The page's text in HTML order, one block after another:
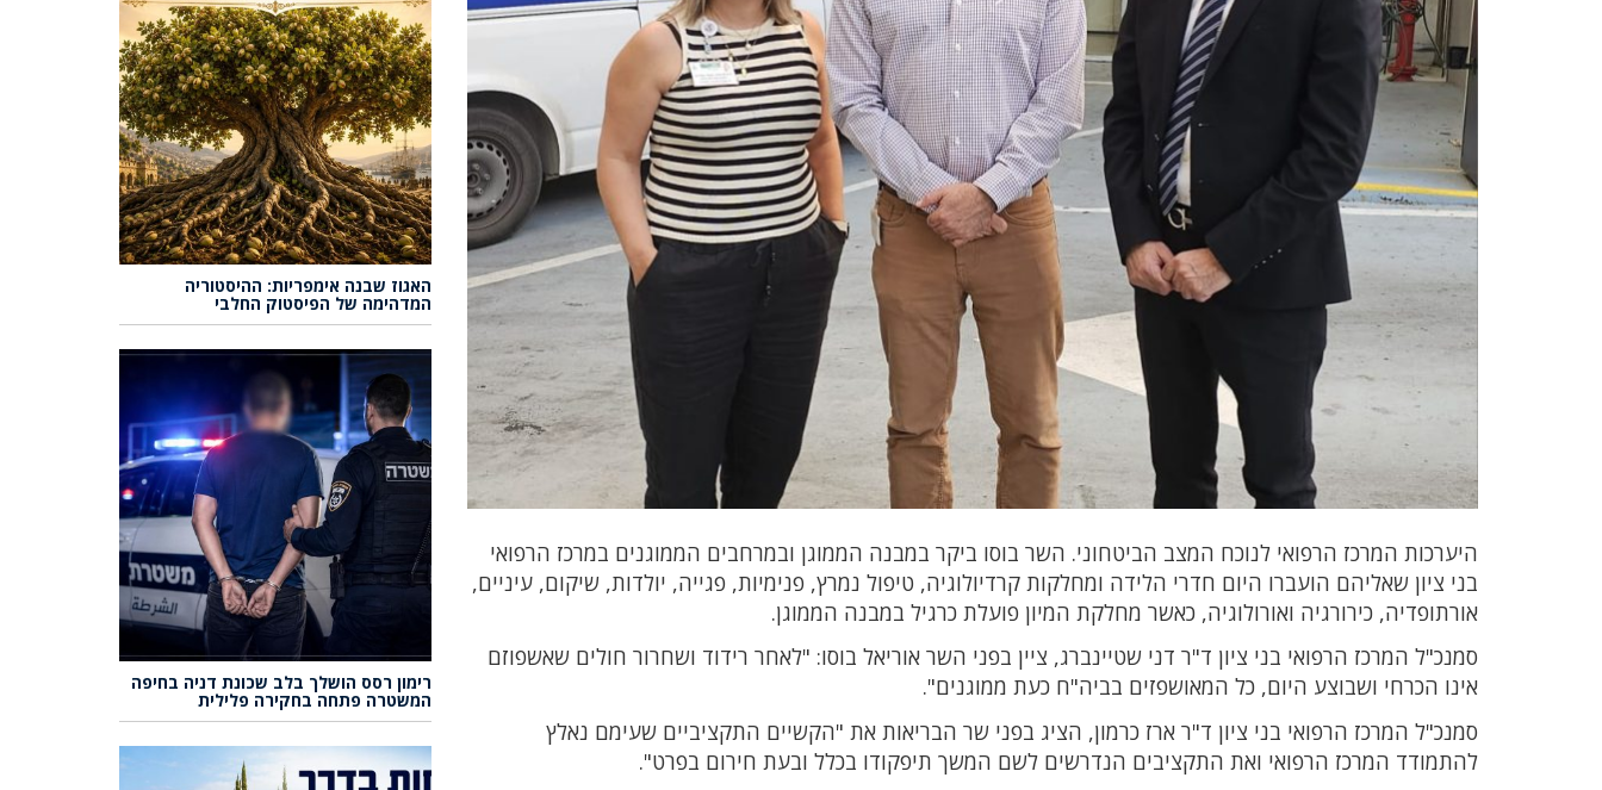
היערכות המרכז הרפואי לנוכח המצב הביטחוני. השר בוסו ביקר במבנה הממוגן ובמרחבים הממוגנים במרכז הרפואי
בני ציון שאליהם הועברו היום חדרי הלידה ומחלקות קרדיולוגיה, טיפול נמרץ, פנימיות, פגייה, יולדות, שיקום, עיניים,
אורתופדיה, כירורגיה ואורולוגיה, כאשר מחלקת המיון פועלת כרגיל במבנה הממוגן.
סמנכ"ל המרכז הרפואי בני ציון ד"ר דני שטיינברג, ציין בפני השר אוריאל בוסו: "לאחר רידוד ושחרור חולים שאשפוזם
אינו הכרחי ושבוצע היום, כל המאושפזים בביה"ח כעת ממוגנים".
סמנכ"ל המרכז הרפואי בני ציון ד"ר ארז כרמון, הציג בפני שר הבריאות את "הקשיים התקציביים שעימם נאלץ
להתמודד המרכז הרפואי ואת התקציבים הנדרשים לשם המשך תיפקודו בכלל ובעת חירום בפרט".
האגוז שבנה אימפריות: ההיסטוריה
המדהימה של הפיסטוק החלבי
רימון רסס הושלך בלב שכונת דניה בחיפה
המשטרה פתחה בחקירה פלילית